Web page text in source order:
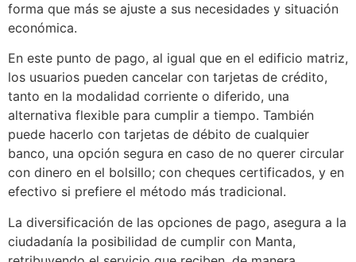
forma que más se ajuste a sus necesidades y situación
económica.
En este punto de pago, al igual que en el edificio matriz,
los usuarios pueden cancelar con tarjetas de crédito,
tanto en la modalidad corriente o diferido, una
alternativa flexible para cumplir a tiempo. También
puede hacerlo con tarjetas de débito de cualquier
banco, una opción segura en caso de no querer circular
con dinero en el bolsillo; con cheques certificados, y en
efectivo si prefiere el método más tradicional.
La diversificación de las opciones de pago, asegura a la
ciudadanía la posibilidad de cumplir con Manta,